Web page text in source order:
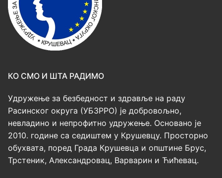
КО СМО И ШТА РАДИМО
Удружење за безбедност и здравље на раду
Расинског округа (УБЗРРО) је добровољно,
невладино и непрофитно удружење. Основано је
2010. године са седиштем у Крушевцу. Просторно
обухвата, поред Града Крушевца и општине Брус,
Трстеник, Александровац, Варварин и Ћићевац.